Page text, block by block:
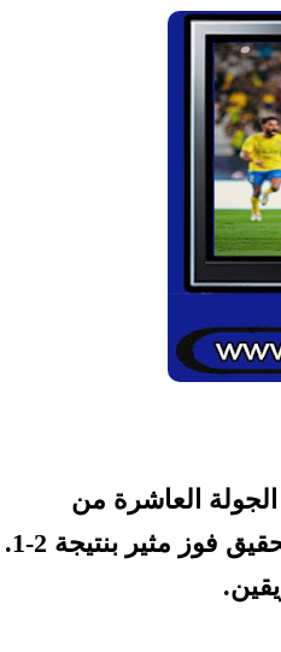
العاشرة من
الدوري السعودي للمحترفين، تمكن النصر من تحقيق فوز مثير بنتيجة 2-1.